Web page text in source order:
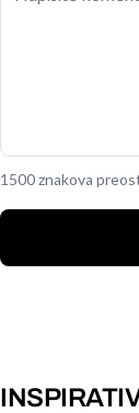
1500 znakova